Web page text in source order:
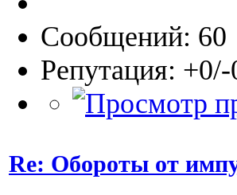
Сообщений: 60
Репутация: +0/-
Re: Обороты от